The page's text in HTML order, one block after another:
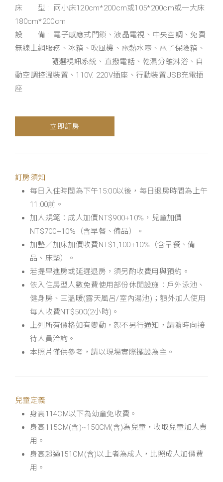
床 型 : 兩小床120cm*200cm或105*200cm或一大床
180cm*200cm
設 備 : 電子感應式門鎖、液晶電視、中央空調、免費
無線上網服務、冰箱、吹風機、電熱水壼、電子保險箱、
隨選視訊系統、直撥電話、乾濕分離淋浴、自
動空調控溫裝置、110V. 220V插座、行動裝置USB充電插
座
立即訂房
訂房須知
每日入住時間為下午15:00以後，每日退房時間為上午
11:00前。
加人規範：成人加價NT$900+10%，兒童加價
NT$700+10%（含早餐、備品）。
加墊／加床加價收費NT$1,100+10%（含早餐、備
品、床墊）。
若提早進房或延遲退房，須另酌收費用與預約。
依入住房型人數免費使用部份休閒設施：戶外泳池、
健身房、三溫暖(露天風呂/室內湯池)；額外加人使用
每人收費NT$500(2小時)。
上列所有價格如有變動，恕不另行通知，請隨時向接
待人員洽詢。
本照片僅供參考，請以現場實際擺設為主。
兒童定義
身高114CM以下為幼童免收費。
身高115CM(含)~150CM(含)為兒童，收取兒童加人費
用。
身高超過151CM(含)以上者為成人，比照成人加價費
用。